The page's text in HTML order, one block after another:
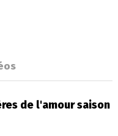
de l'amour saison